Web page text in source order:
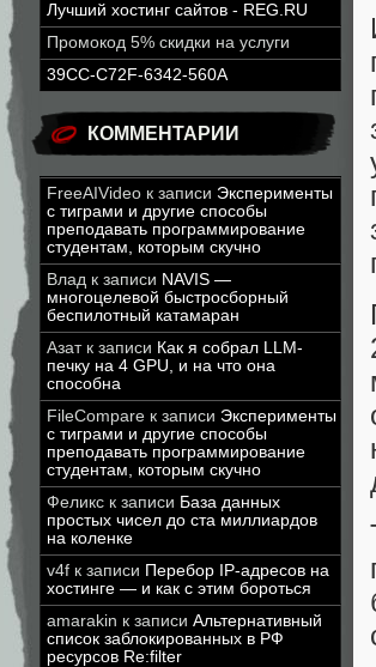
Лучший хостинг сайтов - REG.RU
Промокод 5% скидки на услуги
39CC-C72F-6342-560A
КОММЕНТАРИИ
FreeAIVideo к записи Эксперименты
с тиграми и другие способы
преподавать программирование
студентам, которым скучно
Влад к записи NAVIS —
многоцелевой быстросборный
беспилотный катамаран
Азатк записи Как я собрал LLM-
печку на 4 GPU, и на что она
способна
FileCompare к записи Эксперименты
с тиграми и другие способы
преподавать программирование
студентам, которым скучно
Феликс к записи База данных
простых чисел до ста миллиардов
на коленке
v4f к записи Перебор IP-адресов на
хостинге — и как с этим бороться
amarakin к записи Альтернативный
список заблокированных в РФ
ресурсов Re:filter